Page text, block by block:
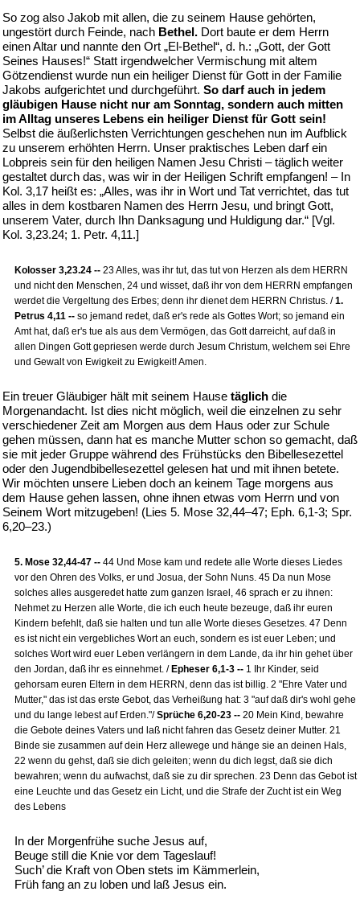
So zog also Jakob mit allen, die zu seinem Hause gehörten,
ungestört durch Feinde, nach Bethel. Dort baute er dem Herrn
einen Altar und nannte den Ort „El-Bethel“, d. h.: „Gott, der Gott
Seines Hauses!“ Statt irgendwelcher Vermischung mit altem
Götzendienst wurde nun ein heiliger Dienst für Gott in der Familie
Jakobs aufgerichtet und durchgeführt. So darf auch in jedem
gläubigen Hause nicht nur am Sonntag, sondern auch mitten
im Alltag unseres Lebens ein heiliger Dienst für Gott sein!
Selbst die äußerlichsten Verrichtungen geschehen nun im Aufblick
zu unserem erhöhten Herrn. Unser praktisches Leben darf ein
Lobpreis sein für den heiligen Namen Jesu Christi – täglich weiter
gestaltet durch das, was wir in der Heiligen Schrift empfangen! – In
Kol. 3,17 heißt es: „Alles, was ihr in Wort und Tat verrichtet, das tut
alles in dem kostbaren Namen des Herrn Jesu, und bringt Gott,
unserem Vater, durch Ihn Danksagung und Huldigung dar.“ [Vgl.
Kol. 3,23.24; 1. Petr. 4,11.]
Kolosser 3,23.24 -- 23 Alles, was ihr tut, das tut von Herzen als dem HERRN
und nicht den Menschen, 24 und wisset, daß ihr von dem HERRN empfangen
werdet die Vergeltung des Erbes; denn ihr dienet dem HERRN Christus. /1.
Petrus 4,11 -- so jemand redet, daß er's rede als Gottes Wort; so jemand ein
Amt hat, daß er's tue als aus dem Vermögen, das Gott darreicht, auf daß in
allen Dingen Gott gepriesen werde durch Jesum Christum, welchem sei Ehre
und Gewalt von Ewigkeit zu Ewigkeit! Amen.
Ein treuer Gläubiger hält mit seinem Hause täglich die
Morgenandacht. Ist dies nicht möglich, weil die einzelnen zu sehr
verschiedener Zeit am Morgen aus dem Haus oder zur Schule
gehen müssen, dann hat es manche Mutter schon so gemacht, daß
sie mit jeder Gruppe während des Frühstücks den Bibellesezettel
oder den Jugendbibellesezettel gelesen hat und mit ihnen betete.
Wir möchten unsere Lieben doch an keinem Tage morgens aus
dem Hause gehen lassen, ohne ihnen etwas vom Herrn und von
Seinem Wort mitzugeben! (Lies 5. Mose 32,44–47; Eph. 6,1-3; Spr.
6,20–23.)
5. Mose 32,44-47 -- 44 Und Mose kam und redete alle Worte dieses Liedes
vor den Ohren des Volks, er und Josua, der Sohn Nuns. 45 Da nun Mose
solches alles ausgeredet hatte zum ganzen Israel, 46 sprach er zu ihnen:
Nehmet zu Herzen alle Worte, die ich euch heute bezeuge, daß ihr euren
Kindern befehlt, daß sie halten und tun alle Worte dieses Gesetzes. 47 Denn
es ist nicht ein vergebliches Wort an euch, sondern es ist euer Leben; und
solches Wort wird euer Leben verlängern in dem Lande, da ihr hin gehet über
den Jordan, daß ihr es einnehmet. / Epheser 6,1-3 -- 1 Ihr Kinder, seid
gehorsam euren Eltern in dem HERRN, denn das ist billig. 2 "Ehre Vater und
Mutter," das ist das erste Gebot, das Verheißung hat: 3 "auf daß dir's wohl gehe
und du lange lebest auf Erden."/Sprüche 6,20-23 -- 20 Mein Kind, bewahre
die Gebote deines Vaters und laß nicht fahren das Gesetz deiner Mutter. 21
Binde sie zusammen auf dein Herz allewege und hänge sie an deinen Hals,
22 wenn du gehst, daß sie dich geleiten; wenn du dich legst, daß sie dich
bewahren; wenn du aufwachst, daß sie zu dir sprechen. 23 Denn das Gebot ist
eine Leuchte und das Gesetz ein Licht, und die Strafe der Zucht ist ein Weg
des Lebens
In der Morgenfrühe suche Jesus auf,
Beuge still die Knie vor dem Tageslauf!
Such’ die Kraft von Oben stets im Kämmerlein,
Früh fang an zu loben und laß Jesus ein.